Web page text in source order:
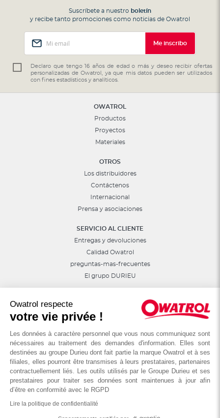
Owatrol respecte
votre vie privée !
Les données à caractère personnel que vous nous communiquez sont
nécessaires au traitement des demandes d'information. Elles sont
destinées au groupe Durieu dont fait partie la marque Owatrol et à ses
filiales, elles pourront être transmises à leurs prestataires, partenaires
contractuellement liés. Les outils utilisés par le Groupe Durieu et ses
prestataires pour traiter ses données sont maintenues à jour afin
d’être en conformité avec le RGPD
Lire la politique de confidentialité
Suscríbete a nuestro boletín
y recibe tanto promociones como noticias de Owatrol
nuestro
boletín
de
Me inscribo
Declaro que tengo 16 años de edad o más y deseo recibir ofertas
personalizadas de Owatrol, ya que mis datos pueden ser utilizados
con fines estadísticos y analíticos.
OWATROL
Productos
Proyectos
Materiales
OTROS
Los distribuidores
Contáctenos
Internacional
Prensa y asociaciones
SERVICIO AL CLIENTE
Entregas y devoluciones
Calidad Owatrol
preguntas-mas-frecuentes
El grupo DURIEU
Síguenos en las redes sociales
Consejos, sorteos, promociones...
© OWATROL - Groupe DURIEU